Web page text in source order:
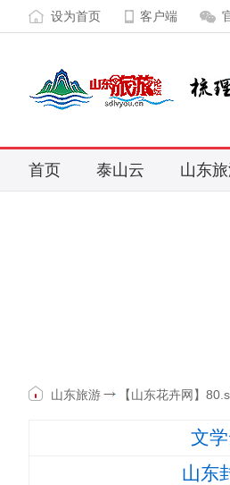
设为首页 客户端
首页 泰山云 山东
山东旅游
【山东花卉网】
文
山东